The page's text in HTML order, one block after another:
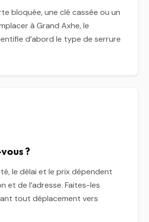
bloquée, une clé cassée ou un
à Grand Axhe, le
d’abord le type de serrure
?
le délai et le prix dépendent
et de l’adresse. Faites-les
tout déplacement vers